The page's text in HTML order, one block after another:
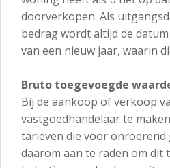
doorverkopen. Als
bedrag wordt altijd de
van een nieuw jaar, waarin
Bruto toegevoegde
Bij de aankoop of verkoop
vastgoedhandelaar te
tarieven die voor onroerend
daarom aan te raden om dit